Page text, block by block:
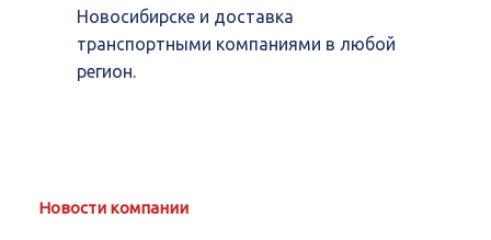
Новосибирске и доставка
транспортными компаниями в любой
регион.
Новости компании